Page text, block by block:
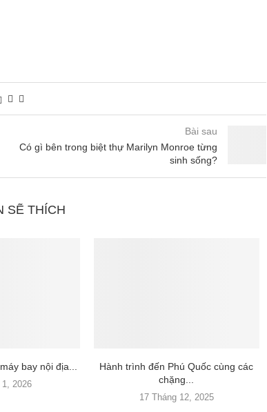
Bài sau
Có gì bên trong biệt thự Marilyn Monroe từng
sinh sống?
SẼ THÍCH
bay nội địa...
1, 2026
Hành trình đến Phú Quốc cùng các
chặng...
17 Tháng 12, 2025